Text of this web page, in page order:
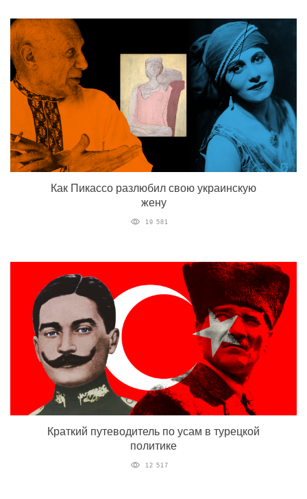
Как Пикассо разлюбил свою украинскую
жену
19 581
Краткий путеводитель по усам в турецкой
политике
12 517